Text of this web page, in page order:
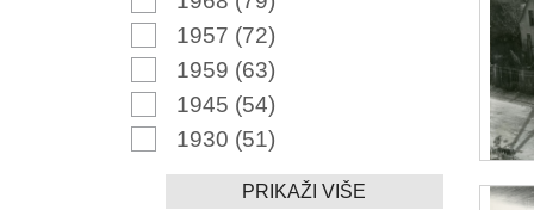
1957 (72)
1959 (63)
1945 (54)
1930 (51)
PRIKAŽI VIŠE